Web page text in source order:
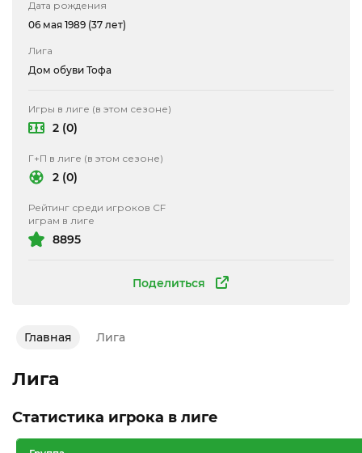
Поделиться
Дата рождения
06 мая 1989 (37 лет)
Лига
Дом обуви Тофа
Игры в лиге (в этом сезоне)
2 (0)
Г+П в лиге (в этом сезоне)
2 (0)
Рейтинг среди игроков CF
играм в лиге
8895
Главная Лига
Лига
Статистика игрока в лиге